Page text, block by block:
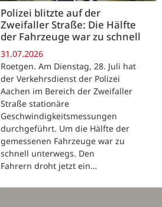
Polizei blitzte auf der
Zweifaller Straße: Die Hälfte
der Fahrzeuge war zu schnell
31.07.2026
Roetgen. Am Dienstag, 28. Juli hat
der Verkehrsdienst der Polizei
Aachen im Bereich der Zweifaller
Straße stationäre
Geschwindigkeitsmessungen
durchgeführt. Um die Hälfte der
gemessenen Fahrzeuge war zu
schnell unterwegs. Den
Fahrern droht jetzt ein…